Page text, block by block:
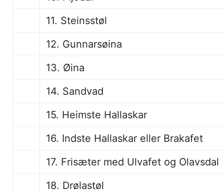
11. Steinsstøl
12. Gunnarsøina
13. Øina
14. Sandvad
15. Heimste Hallaskar
16. Indste Hallaskar eller Brakafet
17. Frisæter med Ulvafet og Olavsdal
18. Drølastøl